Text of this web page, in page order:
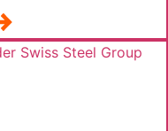
Vorstandsmitglied
Mercedes-Benz